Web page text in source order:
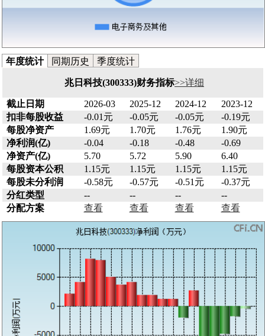
年度统计 同期历史 季度统计
兆日科技(300333)财务指标>>详细
截止日期 2026-03 2025-12 2024-12
2023-12
扣非每股收益
-0.01元 -0.05元 -0.05元
-0.19元
每股净资产
1.69元 1.70元 1.76元
1.90元
净利润(亿)
-0.04 -0.18 -0.48
-0.69
净资产(亿)
5.70 5.72 5.90
6.40
每股资本公积
1.15元 1.15元 1.15元
1.15元
每股未分利润
-0.58元 -0.57元 -0.51元
-0.37元
分红类型
-- -- --
--
分配方案
查看 查看 查看 查看